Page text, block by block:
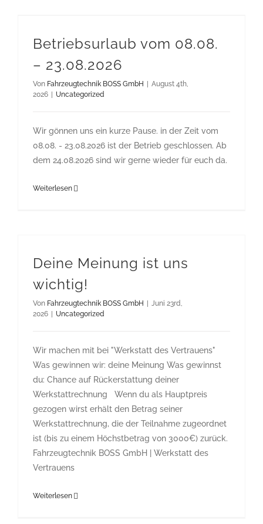
Betriebsurlaub vom 08.08.
– 23.08.2026
Von Fahrzeugtechnik BOSS GmbH | August 4th,
2026 | Uncategorized
Wir gönnen uns ein kurze Pause. in der Zeit vom
08.08. - 23.08.2026 ist der Betrieb geschlossen. Ab
dem 24.08.2026 sind wir gerne wieder für euch da.
Weiterlesen
Deine Meinung ist uns
wichtig!
Von Fahrzeugtechnik BOSS GmbH | Juni 23rd,
2026 | Uncategorized
Wir machen mit bei "Werkstatt des Vertrauens"
Was gewinnen wir: deine Meinung Was gewinnst
du: Chance auf Rückerstattung deiner
Werkstattrechnung Wenn du als Hauptpreis
gezogen wirst erhält den Betrag seiner
Werkstattrechnung, die der Teilnahme zugeordnet
ist (bis zu einem Höchstbetrag von 3000€) zurück.
Fahrzeugtechnik BOSS GmbH | Werkstatt des
Vertrauens
Weiterlesen